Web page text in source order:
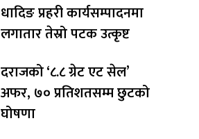
धादिङ प्रहरी कार्यसम्पादनमा
लगातार तेस्रो पटक उत्कृष्ट
दराजको ‘८.८ ग्रेट एट सेल’
अफर, ७० प्रतिशतसम्म छुटको
घोषणा